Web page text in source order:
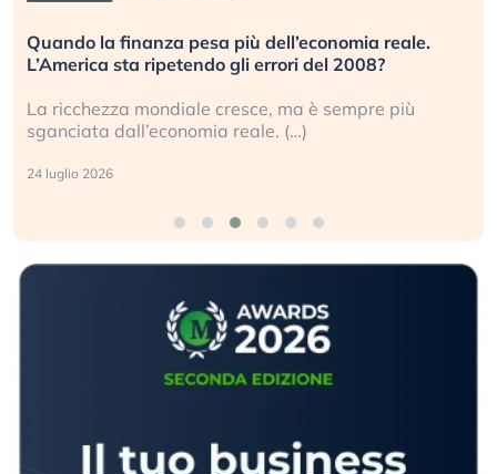
Quando la finanza pesa più dell’economia reale.
L’America sta ripetendo gli errori del 2008?
La ricchezza mondiale cresce, ma è sempre più
sganciata dall’economia reale. (…)
24 luglio 2026